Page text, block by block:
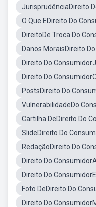
JurisprudênciaDireito
O Que EDireito Do
DireitoDe Troca Do
Danos MoraisDireito
Direito Do
Direito Do
PostsDireito Do
VulnerabilidadeDo
Cartilha DeDireito Do
SlideDireito Do
RedaçãoDireito Do
Direito Do
Direito Do
Foto DeDireito Do
Direito Do